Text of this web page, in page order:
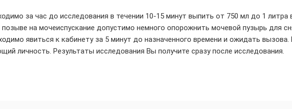
за час до исследования в течении 10-15 минут выпить от 750 мл до 1 литра
на мочеиспускание допустимо немного опорожнить мочевой пузырь для
явиться к кабинету за 5 минут до назначенного времени и ожидать
личность. Результаты исследования Вы получите сразу после исследования.